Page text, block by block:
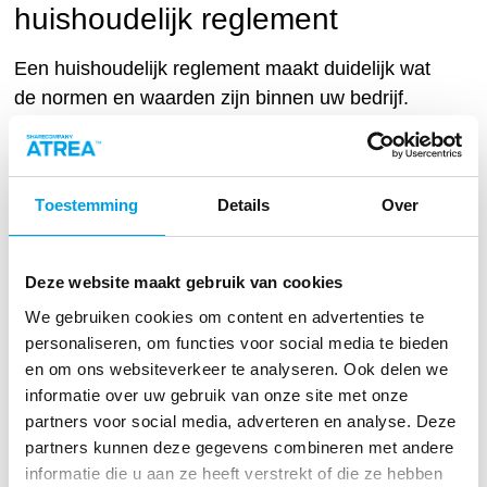
Toestemming Details Over
Deze website maakt gebruik van cookies
We gebruiken cookies om content en advertenties te
personaliseren, om functies voor social media te bieden
en om ons websiteverkeer te analyseren. Ook delen we
informatie over uw gebruik van onze site met onze
partners voor social media, adverteren en analyse. Deze
partners kunnen deze gegevens combineren met andere
informatie die u aan ze heeft verstrekt of die ze hebben
huishoudelijk reglement
Een huishoudelijk reglement maakt duidelijk wat
de normen en waarden zijn binnen uw bedrijf.
Het legt uit wat wel en wat niet kan. Laat nieuwe
medewerkers het huishoudelijk reglement
7. Sta regelmatig stil bij
interne criminaliteit
Sta tijdens het werkoverleg zo nu en dan stil bij
het huishoudelijk reglement en interne
criminaliteit. Zo zorg je ervoor dat het een
bespreekbaar onderwerp is, ook voor collega’s
onderling. Ook zorgt het ervoor dat uw
medewerkers zich bewust zijn van